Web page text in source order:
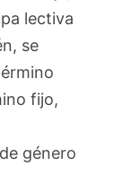
lectiva
se
fijo,
género